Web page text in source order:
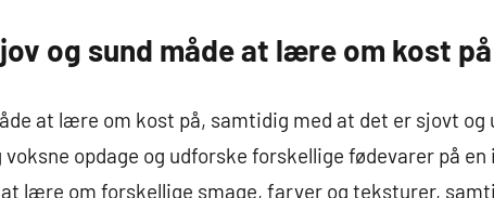
og sund måde at lære om kost på
at lære om kost på, samtidig med at det er sjovt og
voksne opdage og udforske forskellige fødevarer på
lære om forskellige smage, farver og teksturer,